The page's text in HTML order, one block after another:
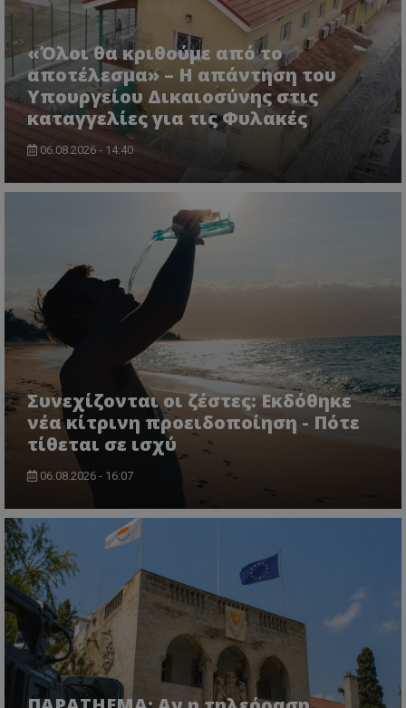
«Όλοι θα κριθούμε από το
αποτέλεσμα» – Η απάντηση του
Υπουργείου Δικαιοσύνης στις
καταγγελίες για τις Φυλακές
06.08.2026 - 14:40
Συνεχίζονται οι ζέστες: Εκδόθηκε
νέα κίτρινη προειδοποίηση - Πότε
τίθεται σε ισχύ
06.08.2026 - 16:07